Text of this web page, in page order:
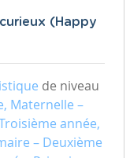
(Happy
de niveau
Maternelle –
année,
– Deuxième